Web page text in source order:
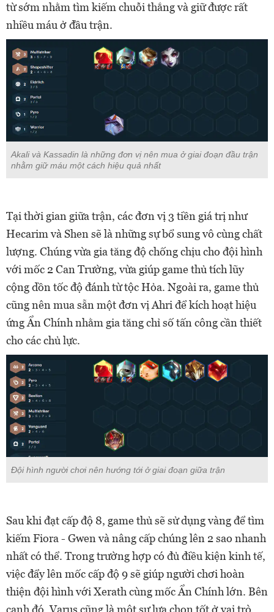
từ sớm nhằm tìm kiếm chuỗi thắng và giữ được rất
nhiều máu ở đầu trận.
Akali và Kassadin là những đơn vị nên mua ở giai đoạn đầu trận
nhằm giữ máu một cách hiệu quả nhất
Tại thời gian giữa trận, các đơn vị 3 tiền giá trị như
Hecarim và Shen sẽ là những sự bổ sung vô cùng chất
lượng. Chúng vừa gia tăng độ chống chịu cho đội hình
với mốc 2 Can Trường, vừa giúp game thủ tích lũy
cộng dồn tốc độ đánh từ tộc Hỏa. Ngoài ra, game thủ
cũng nên mua sẵn một đơn vị Ahri để kích hoạt hiệu
ứng Ẩn Chính nhằm gia tăng chỉ số tấn công cần thiết
cho các chủ lực.
Đội hình người chơi nên hướng tới ở giai đoạn giữa trận
Sau khi đạt cấp độ 8, game thủ sẽ sử dụng vàng để tìm
kiếm Fiora - Gwen và nâng cấp chúng lên 2 sao nhanh
nhất có thể. Trong trường hợp có đủ điều kiện kinh tế,
việc đẩy lên mốc cấp độ 9 sẽ giúp người chơi hoàn
thiện đội hình với Xerath cùng mốc Ẩn Chính lớn. Bên
cạnh đó, Varus cũng là một sự lựa chọn tốt ở vai trò